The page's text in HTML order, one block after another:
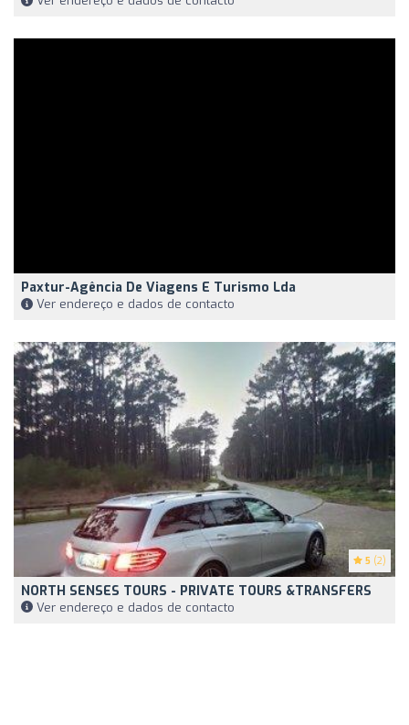
Paxtur-Agência De Viagens E Turismo Lda
Ver endereço e dados de contacto
5 (2)
NORTH SENSES TOURS - PRIVATE TOURS &TRANSFERS
Ver endereço e dados de contacto